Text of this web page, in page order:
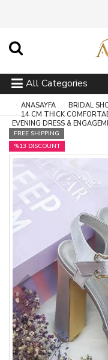
All Categories
ANASAYFA
BRIDAL
14 CM THICK
EVENING DRESS &
FREE SHIPPING
%13 DISCOUNT